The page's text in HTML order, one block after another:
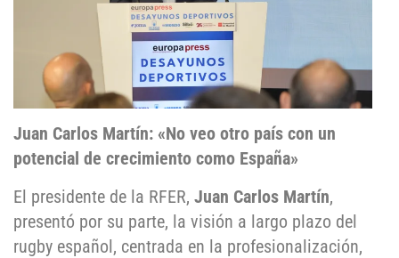
Juan Carlos Martín: «No veo otro país con un
potencial de crecimiento como España»
El presidente de la RFER, Juan Carlos Martín,
presentó por su parte, la visión a largo plazo del
rugby español, centrada en la profesionalización,